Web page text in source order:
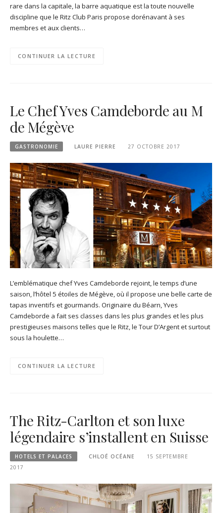
rare dans la capitale, la barre aquatique est la toute nouvelle
discipline que le Ritz Club Paris propose dorénavant à ses
membres et aux clients…
CONTINUER LA LECTURE
Le Chef Yves Camdeborde au M
de Mégève
GASTRONOMIE LAURE PIERRE 27 OCTOBRE 2017
L’emblématique chef Yves Camdeborde rejoint, le temps d’une
saison, l’hôtel 5 étoiles de Mégève, où il propose une belle carte de
tapas inventifs et gourmands. Originaire du Béarn, Yves
Camdeborde a fait ses classes dans les plus grandes et les plus
prestigieuses maisons telles que le Ritz, le Tour D’Argent et surtout
sous la houlette…
CONTINUER LA LECTURE
The Ritz-Carlton et son luxe
légendaire s’installent en Suisse
HOTELS ET PALACES CHLOÉ OCÉANE
15 SEPTEMBRE
2017